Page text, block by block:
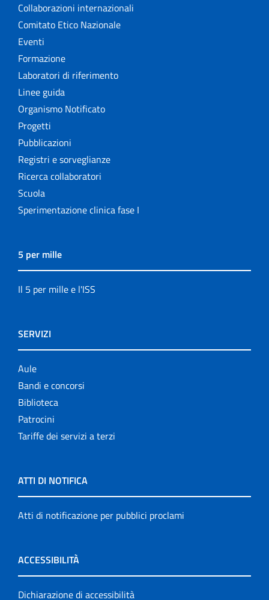
Collaborazioni internazionali
Comitato Etico Nazionale
Eventi
Formazione
Laboratori di riferimento
Linee guida
Organismo Notificato
Progetti
Pubblicazioni
Registri e sorveglianze
Ricerca collaboratori
Scuola
Sperimentazione clinica fase I
5 per mille
Il 5 per mille e l'ISS
SERVIZI
Aule
Bandi e concorsi
Biblioteca
Patrocini
Tariffe dei servizi a terzi
ATTI DI NOTIFICA
Atti di notificazione per pubblici proclami
ACCESSIBILITÀ
Dichiarazione di accessibilità